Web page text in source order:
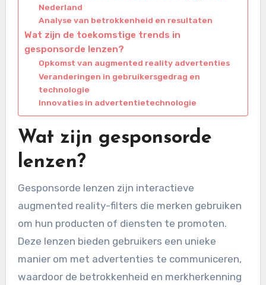
Nederland
Analyse van betrokkenheid en resultaten
Wat zijn de toekomstige trends in
gesponsorde lenzen?
Opkomst van augmented reality advertenties
Veranderingen in gebruikersgedrag en
technologie
Innovaties in advertentietechnologie
Wat zijn gesponsorde
lenzen?
Gesponsorde lenzen zijn interactieve
augmented reality-filters die merken gebruiken
om hun producten of diensten te promoten.
Deze lenzen bieden gebruikers een unieke
manier om met advertenties te communiceren,
waardoor de betrokkenheid en merkherkenning